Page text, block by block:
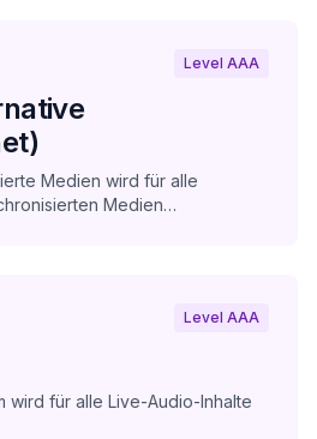
Level AAA
Medien wird für alle
Medien
Level AAA
wird für alle Live-Audio-Inhalte